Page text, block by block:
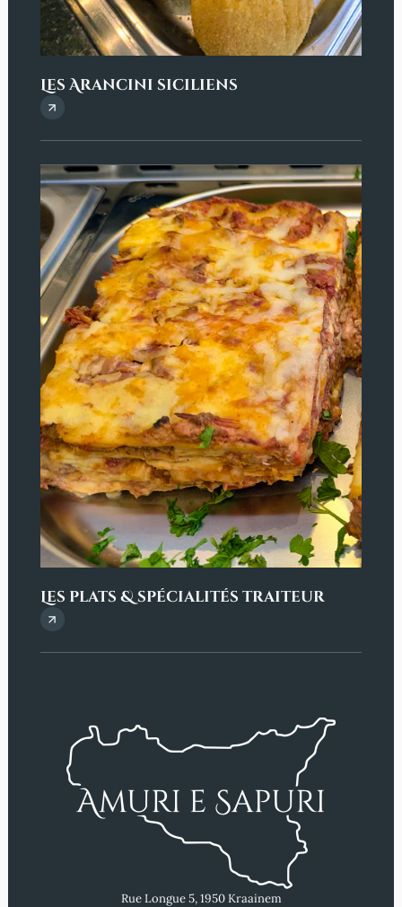
Les Arancini siciliens
Les plats & spécialités traiteur
Rue Longue 5, 1950 Kraainem